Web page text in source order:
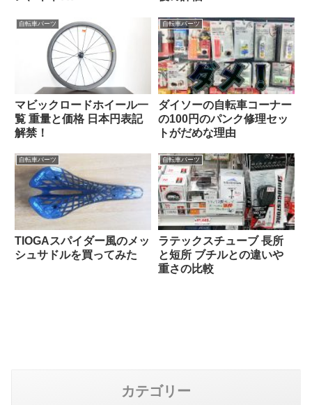
自転車パーツ
マビックロードホイール一
覧 重量と価格 日本円表記
解禁！
自転車パーツ
ダイソーの自転車コーナー
の100円のパンク修理セッ
トがだめな理由
自転車パーツ
TIOGAスパイダー風のメッ
シュサドルを買ってみた
自転車パーツ
ラテックスチューブ 長所
と短所 ブチルとの違いや
重さの比較
カテゴリー